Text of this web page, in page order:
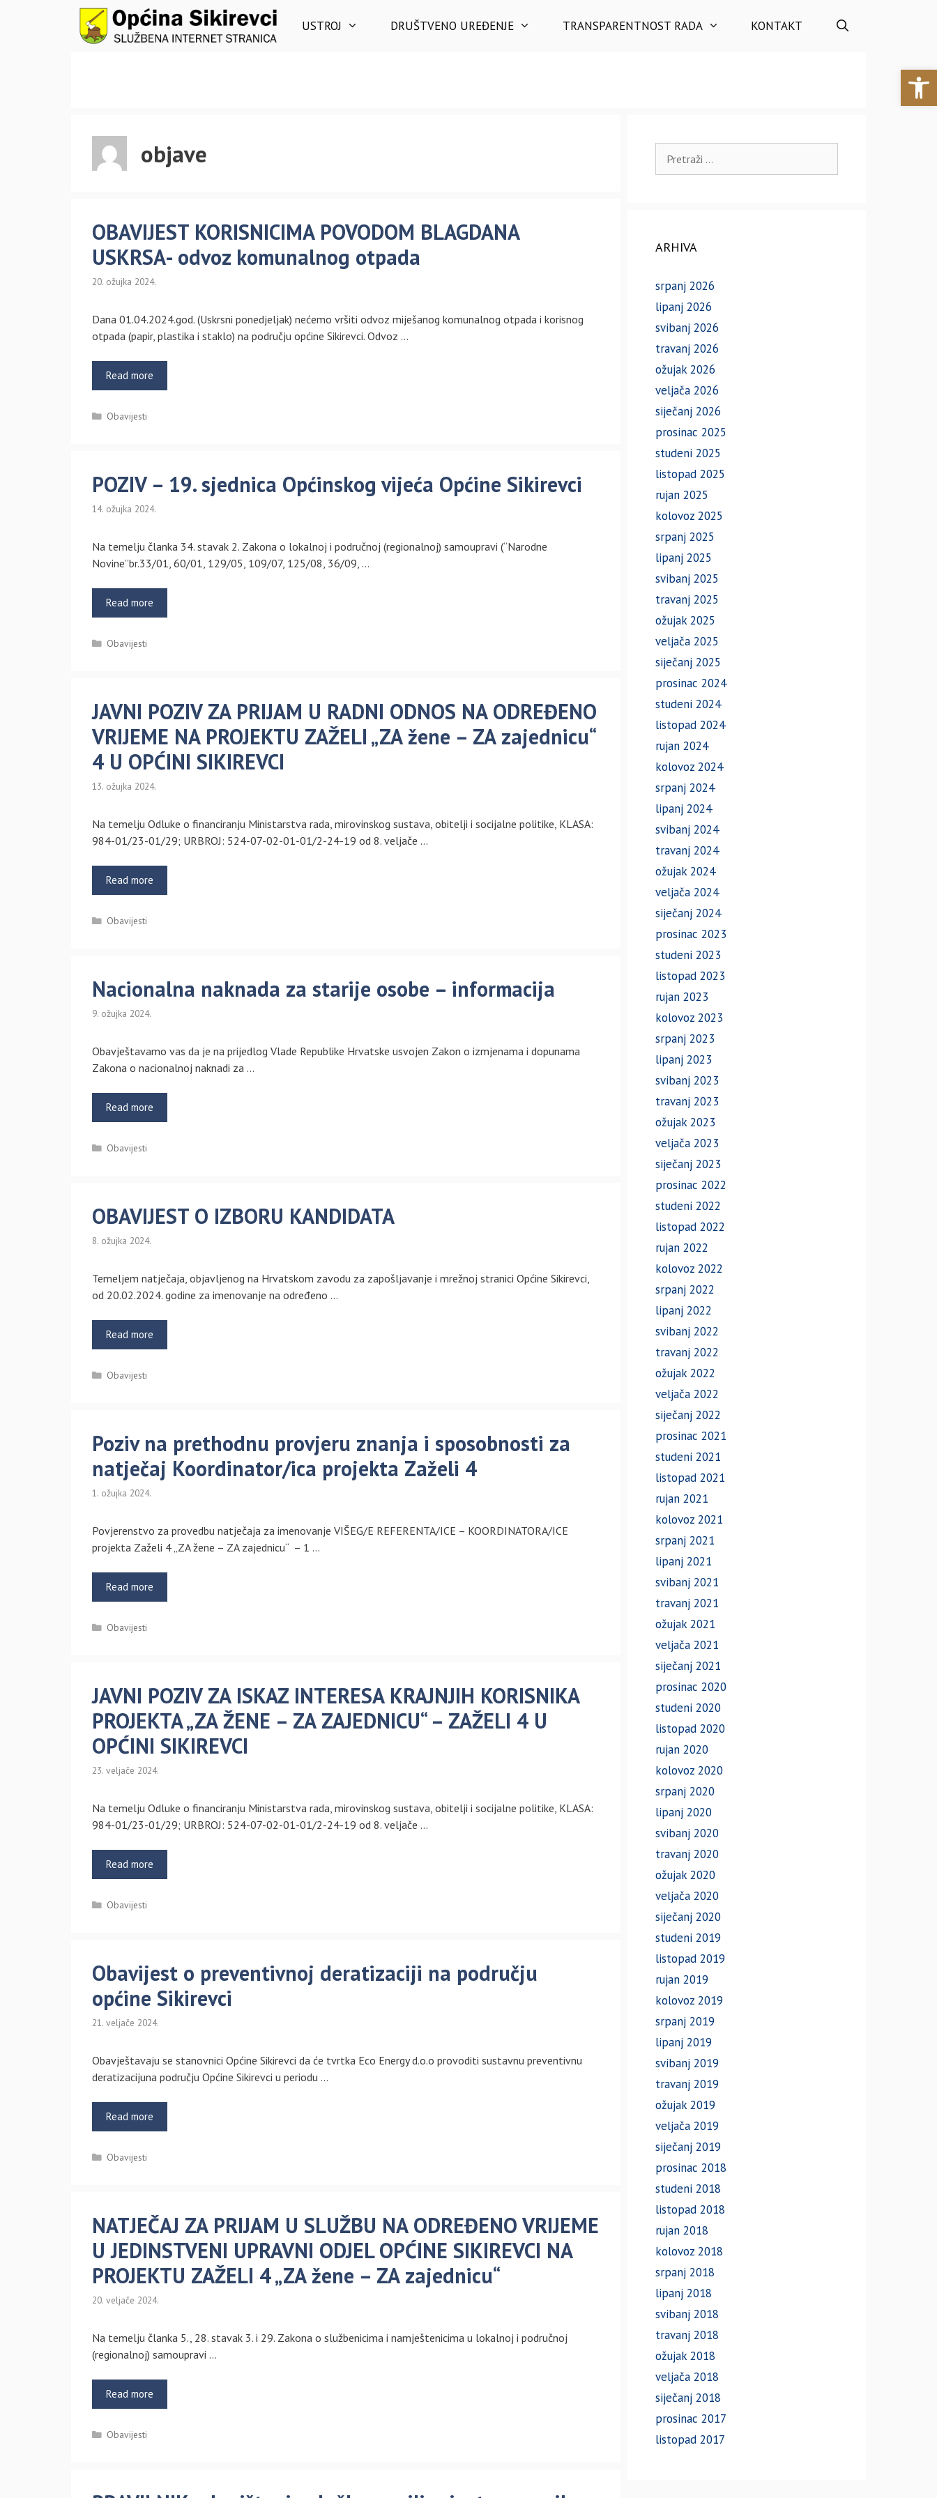
USTROJ DRUŠTVENO UREĐENJE TRANSPARENTNOST RADA KONTAKT
objave
OBAVIJEST KORISNICIMA POVODOM BLAGDANA
USKRSA- odvoz komunalnog otpada
20. ožujka 2024.
Dana 01.04.2024.god. (Uskrsni ponedjeljak) nećemo vršiti odvoz miješanog komunalnog otpada i korisnog
otpada (papir, plastika i staklo) na području općine Sikirevci. Odvoz …
Read more
Kategorije
Obavijesti
POZIV – 19. sjednica Općinskog vijeća Općine Sikirevci
14. ožujka 2024.
Na temelju članka 34. stavak 2. Zakona o lokalnoj i područnoj (regionalnoj) samoupravi (“Narodne
Novine”br.33/01, 60/01, 129/05, 109/07, 125/08, 36/09, …
Read more
Kategorije
Obavijesti
JAVNI POZIV ZA PRIJAM U RADNI ODNOS NA ODREĐENO
VRIJEME NA PROJEKTU ZAŽELI „ZA žene – ZA zajednicu“
4 U OPĆINI SIKIREVCI
13. ožujka 2024.
Na temelju Odluke o financiranju Ministarstva rada, mirovinskog sustava, obitelji i socijalne politike, KLASA:
984-01/23-01/29; URBROJ: 524-07-02-01-01/2-24-19 od 8. veljače …
Read more
Kategorije
Obavijesti
Nacionalna naknada za starije osobe – informacija
9. ožujka 2024.
Obavještavamo vas da je na prijedlog Vlade Republike Hrvatske usvojen Zakon o izmjenama i dopunama
Zakona o nacionalnoj naknadi za …
Read more
Kategorije
Obavijesti
OBAVIJEST O IZBORU KANDIDATA
8. ožujka 2024.
Temeljem natječaja, objavljenog na Hrvatskom zavodu za zapošljavanje i mrežnoj stranici Općine Sikirevci,
od 20.02.2024. godine za imenovanje na određeno …
Read more
Kategorije
Obavijesti
Poziv na prethodnu provjeru znanja i sposobnosti za
natječaj Koordinator/ica projekta Zaželi 4
1. ožujka 2024.
Povjerenstvo za provedbu natječaja za imenovanje VIŠEG/E REFERENTA/ICE – KOORDINATORA/ICE
projekta Zaželi 4 „ZA žene – ZA zajednicu“ – 1 …
Read more
Kategorije
Obavijesti
JAVNI POZIV ZA ISKAZ INTERESA KRAJNJIH KORISNIKA
PROJEKTA „ZA ŽENE – ZA ZAJEDNICU“ – ZAŽELI 4 U
OPĆINI SIKIREVCI
23. veljače 2024.
Na temelju Odluke o financiranju Ministarstva rada, mirovinskog sustava, obitelji i socijalne politike, KLASA:
984-01/23-01/29; URBROJ: 524-07-02-01-01/2-24-19 od 8. veljače …
Read more
Kategorije
Obavijesti
Obavijest o preventivnoj deratizaciji na području
općine Sikirevci
21. veljače 2024.
Obavještavaju se stanovnici Općine Sikirevci da će tvrtka Eco Energy d.o.o provoditi sustavnu preventivnu
deratizacijuna području Općine Sikirevci u periodu …
Read more
Kategorije
Obavijesti
NATJEČAJ ZA PRIJAM U SLUŽBU NA ODREĐENO VRIJEME
U JEDINSTVENI UPRAVNI ODJEL OPĆINE SIKIREVCI NA
PROJEKTU ZAŽELI 4 „ZA žene – ZA zajednicu“
20. veljače 2024.
Na temelju članka 5., 28. stavak 3. i 29. Zakona o službenicima i namještenicima u lokalnoj i područnoj
(regionalnoj) samoupravi …
Read more
Kategorije
Obavijesti
ARHIVA
srpanj 2026
lipanj 2026
svibanj 2026
travanj 2026
ožujak 2026
veljača 2026
siječanj 2026
prosinac 2025
studeni 2025
listopad 2025
rujan 2025
kolovoz 2025
srpanj 2025
lipanj 2025
svibanj 2025
travanj 2025
ožujak 2025
veljača 2025
siječanj 2025
prosinac 2024
studeni 2024
listopad 2024
rujan 2024
kolovoz 2024
srpanj 2024
lipanj 2024
svibanj 2024
travanj 2024
ožujak 2024
veljača 2024
siječanj 2024
prosinac 2023
studeni 2023
listopad 2023
rujan 2023
kolovoz 2023
srpanj 2023
lipanj 2023
svibanj 2023
travanj 2023
ožujak 2023
veljača 2023
siječanj 2023
prosinac 2022
studeni 2022
listopad 2022
rujan 2022
kolovoz 2022
srpanj 2022
lipanj 2022
svibanj 2022
travanj 2022
ožujak 2022
veljača 2022
siječanj 2022
prosinac 2021
studeni 2021
listopad 2021
rujan 2021
kolovoz 2021
srpanj 2021
lipanj 2021
svibanj 2021
travanj 2021
ožujak 2021
veljača 2021
siječanj 2021
prosinac 2020
studeni 2020
listopad 2020
rujan 2020
kolovoz 2020
srpanj 2020
lipanj 2020
svibanj 2020
travanj 2020
ožujak 2020
veljača 2020
siječanj 2020
studeni 2019
listopad 2019
rujan 2019
kolovoz 2019
srpanj 2019
lipanj 2019
svibanj 2019
travanj 2019
ožujak 2019
veljača 2019
siječanj 2019
prosinac 2018
studeni 2018
listopad 2018
rujan 2018
kolovoz 2018
srpanj 2018
lipanj 2018
svibanj 2018
travanj 2018
ožujak 2018
veljača 2018
siječanj 2018
prosinac 2017
listopad 2017